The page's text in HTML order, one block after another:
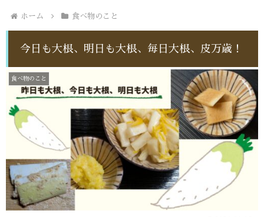
ホーム 食べ物のこと
今日も大根、明日も大根、毎日大根、皮万歳！
食べ物のこと